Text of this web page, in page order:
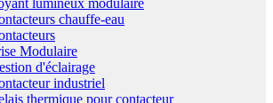
lumineux modulaire
chauffe-eau
Modulaire
d'éclairage
industriel
thermique pour contacteur